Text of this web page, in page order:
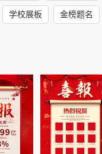
学校展板 金榜题名